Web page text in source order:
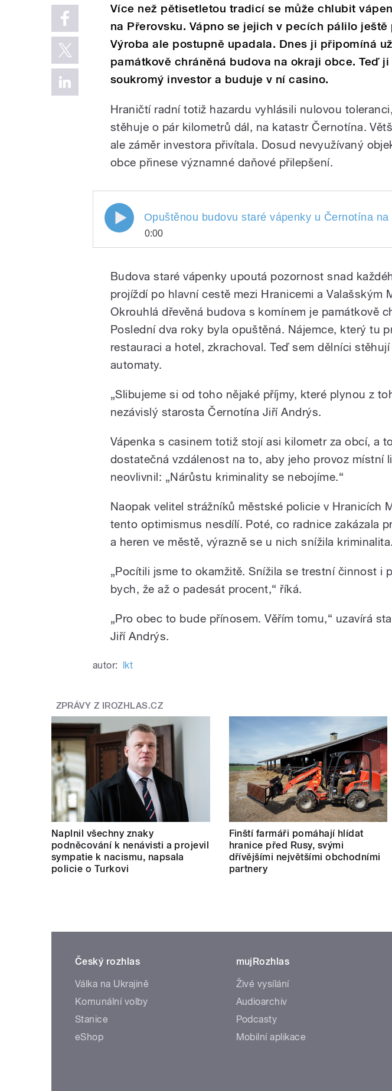
Více než pětisetletou tradicí se může chlubit
na Přerovsku. Vápno se jejich v pecích pálilo
Výroba ale postupně upadala. Dnes ji připomíná
památkově chráněná budova na okraji obce. Teď
soukromý investor a buduje v ní casino.
Hraničtí radní totiž hazardu vyhlásili nulovou
stěhuje o pár kilometrů dál, na katastr Černotína.
ale záměr investora přivítala. Dosud nevyužívaný
obce přinese významné daňové přilepšení.
Opuštěnou budovu staré vápenky u Černotína
obsadí výherní automaty
Opuštěnou budovu staré vápenky u Černotína na
0:00
Černotína na Přerovsku obsadí výherní
Budova staré vápenky upoutá pozornost snad
projíždí po hlavní cestě mezi Hranicemi a Valašským
Okrouhlá dřevěná budova s komínem je památkově
Poslední dva roky byla opuštěná. Nájemce, který tu
restauraci a hotel, zkrachoval. Teď sem dělníci
automaty.
„Slibujeme si od toho nějaké příjmy, které plynou z
nezávislý starosta Černotína Jiří Andrýs.
Vápenka s casinem totiž stojí asi kilometr za obcí, a
dostatečná vzdálenost na to, aby jeho provoz místní
neovlivnil: „Nárůstu kriminality se nebojíme.“
Naopak velitel strážníků městské policie v Hranicích
tento optimismus nesdílí. Poté, co radnice zakázala
a heren ve městě, výrazně se u nich snížila kriminalita.
„Pocítili jsme to okamžitě. Snížila se trestní činnost i
bych, že až o padesát procent,“ říká.
„Pro obec to bude přínosem. Věřím tomu,“ uzavírá
Jiří Andrýs.
autor: lkt
ZPRÁVY Z IROZHLAS.CZ
Naplnil všechny znaky
podněcování k nenávisti a projevil
sympatie k nacismu, napsala
policie o Turkovi
Finští farmáři pomáhají hlídat
hranice před Rusy, svými
dřívějšími největšími obchodními
partnery
Český rozhlas
Válka na Ukrajině
Komunální volby
Stanice
eShop
mujRozhlas
Živé vysílání
Audioarchiv
Podcasty
Mobilní aplikace